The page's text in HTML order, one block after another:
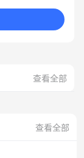
查看全部
查看全部